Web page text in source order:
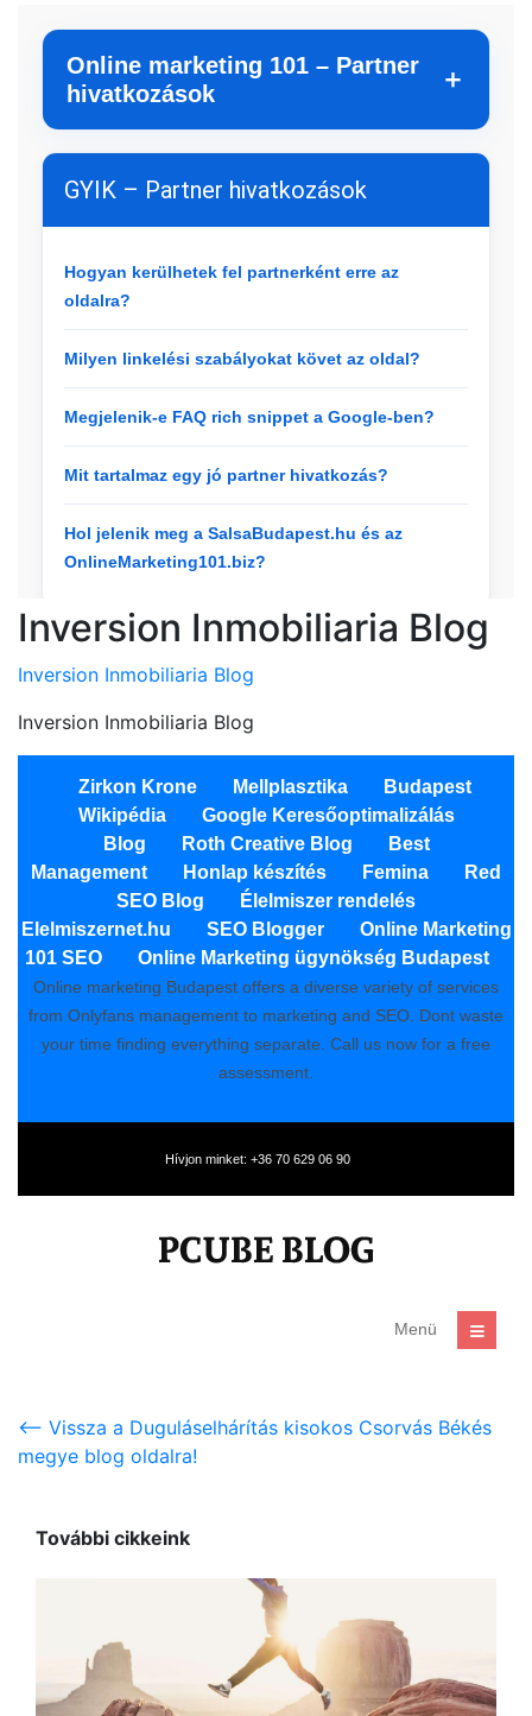
Inversion Inmobiliaria Blog
Inversion Inmobiliaria Blog
Inversion Inmobiliaria Blog
<-- Vissza a Duguláselhárítás kisokos Csorvás Békés
megye blog oldalra!
További cikkeink